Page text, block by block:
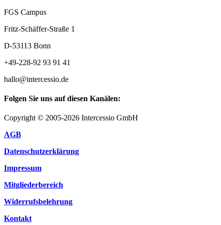
FGS Campus
Fritz-Schäffer-Straße 1
D-53113 Bonn
+49-228-92 93 91 41
hallo@intercessio.de
Folgen Sie uns auf diesen Kanälen:
Copyright © 2005-2026 Intercessio GmbH
AGB
Datenschutzerklärung
Impressum
Mitgliederbereich
Widerrufsbelehrung
Kontakt